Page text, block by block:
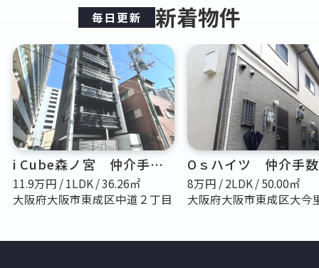
毎日更新 新着物件
i Cube森ノ宮 仲介手数料無料
11.9万円 / 1LDK / 36.26㎡
大阪府大阪市東成区中道２丁目
8万円 / 2LDK / 50.00㎡